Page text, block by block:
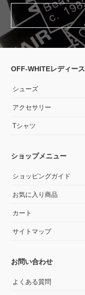
OFF-WHITEレディース
シューズ
アクセサリー
Tシャツ
ショップメニュー
ショッピングガイド
お気に入り商品
カート
サイトマップ
お問い合わせ
よくある質問